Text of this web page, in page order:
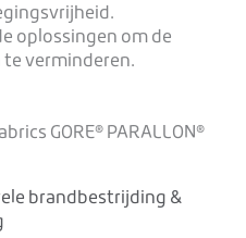
oplossingen om de
verminderen.
GORE® PARALLON®
brandbestrijding &